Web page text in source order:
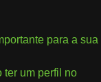
para a sua
ter um perfil no